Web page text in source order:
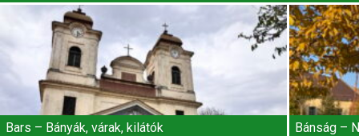
Bars – Bányák, várak, kilátók Bánság –